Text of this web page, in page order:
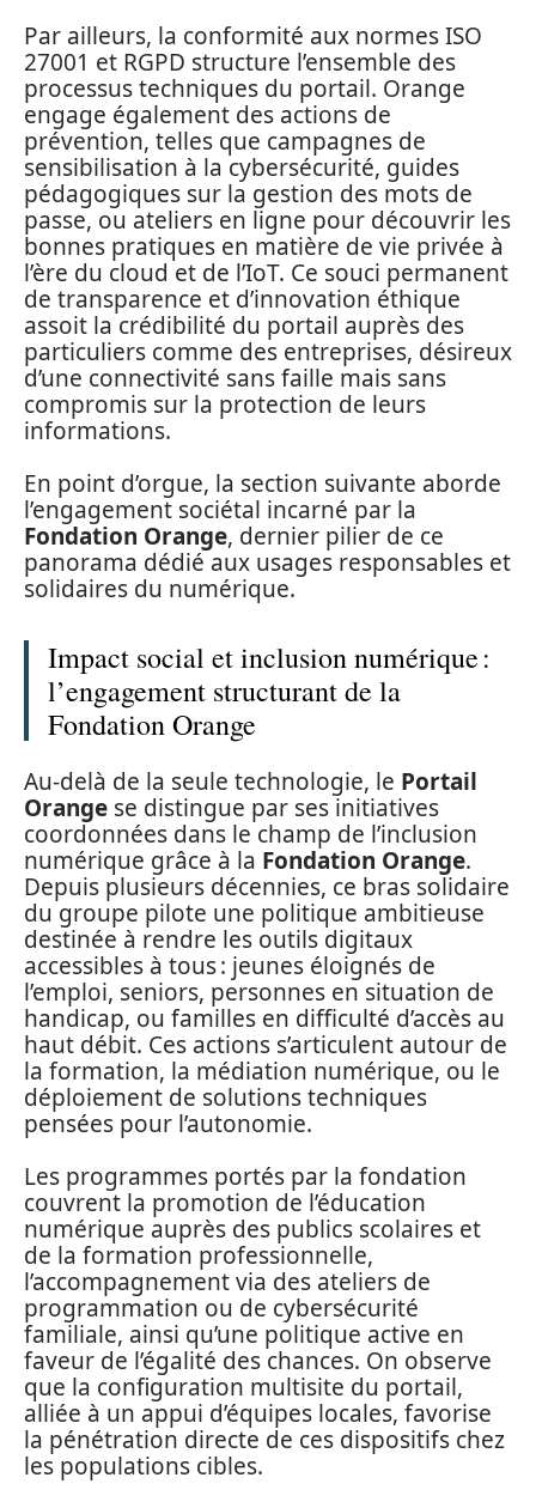
Par ailleurs, la conformité aux normes ISO
27001 et RGPD structure l’ensemble des
processus techniques du portail. Orange
engage également des actions de
prévention, telles que campagnes de
sensibilisation à la cybersécurité, guides
pédagogiques sur la gestion des mots de
passe, ou ateliers en ligne pour découvrir les
bonnes pratiques en matière de vie privée à
l’ère du cloud et de l’IoT. Ce souci permanent
de transparence et d’innovation éthique
assoit la crédibilité du portail auprès des
particuliers comme des entreprises, désireux
d’une connectivité sans faille mais sans
compromis sur la protection de leurs
informations.
En point d’orgue, la section suivante aborde
l’engagement sociétal incarné par la
Fondation Orange, dernier pilier de ce
panorama dédié aux usages responsables et
solidaires du numérique.
Impact social et inclusion numérique :
l’engagement structurant de la
Fondation Orange
Au-delà de la seule technologie, le Portail
Orange se distingue par ses initiatives
coordonnées dans le champ de l’inclusion
numérique grâce à la Fondation Orange.
Depuis plusieurs décennies, ce bras solidaire
du groupe pilote une politique ambitieuse
destinée à rendre les outils digitaux
accessibles à tous : jeunes éloignés de
l’emploi, seniors, personnes en situation de
handicap, ou familles en difficulté d’accès au
haut débit. Ces actions s’articulent autour de
la formation, la médiation numérique, ou le
déploiement de solutions techniques
pensées pour l’autonomie.
Les programmes portés par la fondation
couvrent la promotion de l’éducation
numérique auprès des publics scolaires et
de la formation professionnelle,
l’accompagnement via des ateliers de
programmation ou de cybersécurité
familiale, ainsi qu’une politique active en
faveur de l’égalité des chances. On observe
que la configuration multisite du portail,
alliée à un appui d’équipes locales, favorise
la pénétration directe de ces dispositifs chez
les populations cibles.